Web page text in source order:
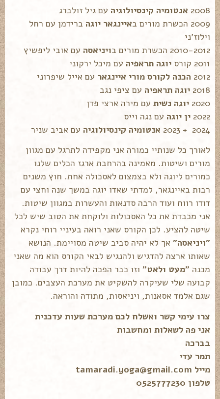
2008 אנטומיה קינסיולוגיה עם גיל זולברג
2009 הכשרת מורים ב
איינגאר יוגה ברידמן עם רחל
וילוז'ני
2010-2012 הכשרת מורים ב
ויניאסה עם אובי ליפשיץ
2011 קורס
יוגה תראפיה עם מיכל ירקוני
2012 הכנה לקורס מורי איינגאר עם אייל שיפרוני
2018 יוגה תראפיה עם ציפי נגב
2020 יוגה נשית עם מירה ארצי פדן
2022 ין יוגה עם נגה וייס
2024 + 2023
אנטומיה קינסיולוגיה עם אביב שניר
לאורך כל שנותיי כמורה אני מקפידה לתרגל עם מגוון
מורים ושיטות. מאמינה בהרחבת ארגז הכלים שלנו
כמורים ליוגה ולא בצמצום לאסכולה אחת. חוץ משנים
רבות באיינגאר, למדתי שאדו יוגה במשך שנה וחצי עם
דודו רווח ועוד הרבה סדנאות והעשרות במגוון שיטות.
אני מכבדת את כל האסכולות ולוקחת את הטוב שיש לכל
שיטה להציע. לכן הקורס שאני רואה בעיניי רוחי נקרא
"ויניאסה" אך לא יהיה סביב שיטה מסויימת. הנושא
שאותו ארצה להדגיש ולהנגיש לבאי הקורס הוא מה שאני
מכנה "מעט ולאט" וזו כבר הפכה להיות דרך עבודה
קבועה שלי שעיקרה להשקיט את מערכת העצבים. כמובן
שגם אלמד אסאנות, ויניאסות, מתודה והוראה.
צרו עימי קשר ואשלח לכם מערכת שעות עדכנית
אני פה לשאלות ומחשבות
בברכה
תמר עדי
מייל tamaradi.yoga@gmail.com
טלפון 0525777230